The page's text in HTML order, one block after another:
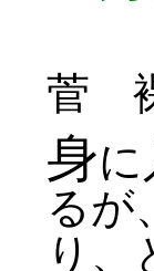
菅
身
るが
り、